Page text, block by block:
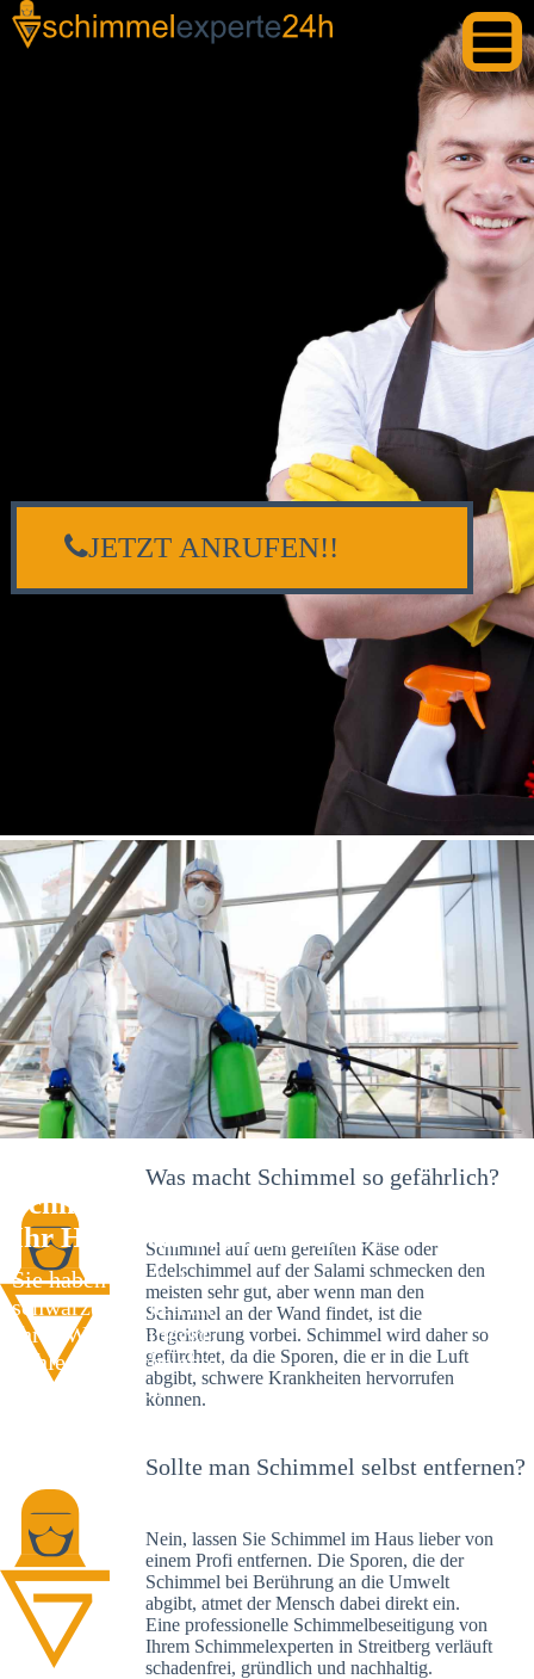
Schimmelexperte in Streitberg –
Ihr Helfer an Ort und Stelle
Sie haben kürzlich
schwarze Flecken an
Ihrer Wand entdeckt?
Schlechte Nachrichten:
Sie haben einen
JETZT ANRUFEN!!
Was macht Schimmel so gefährlich?
Schimmel auf dem gereiften Käse oder
Edelschimmel auf der Salami schmecken den
meisten sehr gut, aber wenn man den
Schimmel an der Wand findet, ist die
Begeisterung vorbei. Schimmel wird daher so
gefürchtet, da die Sporen, die er in die Luft
abgibt, schwere Krankheiten hervorrufen
können.
Sollte man Schimmel selbst entfernen?
Nein, lassen Sie Schimmel im Haus lieber von
einem Profi entfernen. Die Sporen, die der
Schimmel bei Berührung an die Umwelt
abgibt, atmet der Mensch dabei direkt ein.
Eine professionelle Schimmelbeseitigung von
Ihrem Schimmelexperten in Streitberg verläuft
schadenfrei, gründlich und nachhaltig.